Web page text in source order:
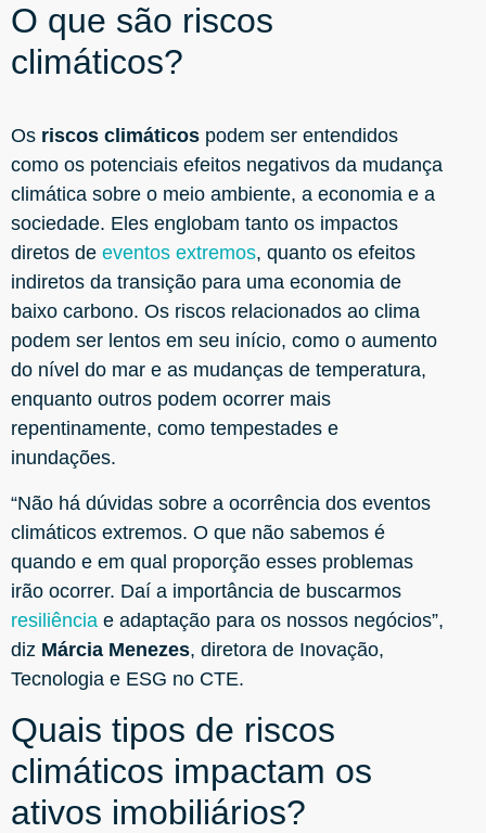
O que são riscos
climáticos?
Os riscos climáticos podem ser entendidos
como os potenciais efeitos negativos da mudança
climática sobre o meio ambiente, a economia e a
sociedade. Eles englobam tanto os impactos
diretos de eventos extremos, quanto os efeitos
indiretos da transição para uma economia de
baixo carbono. Os riscos relacionados ao clima
podem ser lentos em seu início, como o aumento
do nível do mar e as mudanças de temperatura,
enquanto outros podem ocorrer mais
repentinamente, como tempestades e
inundações.
“Não há dúvidas sobre a ocorrência dos eventos
climáticos extremos. O que não sabemos é
quando e em qual proporção esses problemas
irão ocorrer. Daí a importância de buscarmos
resiliência e adaptação para os nossos negócios”,
diz Márcia Menezes, diretora de Inovação,
Tecnologia e ESG no CTE.
Quais tipos de riscos
climáticos impactam os
ativos imobiliários?